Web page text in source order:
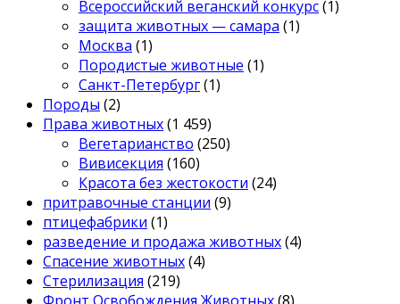
Всероссийский веганский конкурс(1)
защита животных — самара (1)
Москва (1)
Породистые животные (1)
Санкт-Петербург(1)
Породы (2)
Права животных(1 459)
Вегетарианство (250)
Вивисекция (160)
Красота без жестокости (24)
притравочные станции (9)
птицефабрики (1)
разведение и продажа животных(4)
Спасение животных(4)
Стерилизация (219)